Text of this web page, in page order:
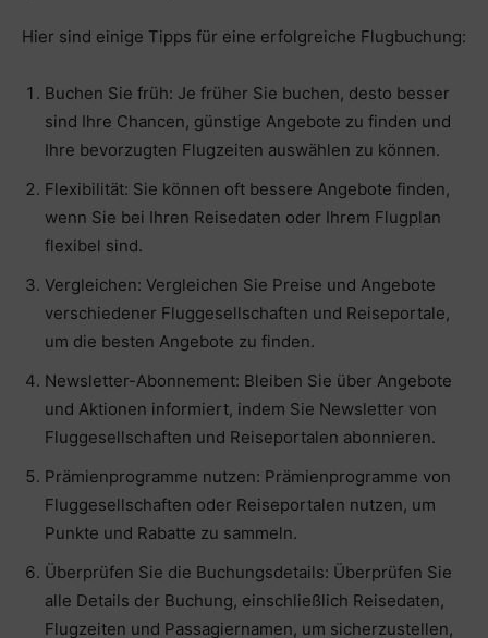
Hier sind einige Tipps für eine erfolgreiche Flugbuchung:
Buchen Sie früh: Je früher Sie buchen, desto besser
sind Ihre Chancen, günstige Angebote zu finden und
Ihre bevorzugten Flugzeiten auswählen zu können.
Flexibilität: Sie können oft bessere Angebote finden,
wenn Sie bei Ihren Reisedaten oder Ihrem Flugplan
flexibel sind.
Vergleichen: Vergleichen Sie Preise und Angebote
verschiedener Fluggesellschaften und Reiseportale,
um die besten Angebote zu finden.
Newsletter-Abonnement: Bleiben Sie über Angebote
und Aktionen informiert, indem Sie Newsletter von
Fluggesellschaften und Reiseportalen abonnieren.
Prämienprogramme nutzen: Prämienprogramme von
Fluggesellschaften oder Reiseportalen nutzen, um
Punkte und Rabatte zu sammeln.
Überprüfen Sie die Buchungsdetails: Überprüfen Sie
alle Details der Buchung, einschließlich Reisedaten,
Flugzeiten und Passagiernamen, um sicherzustellen,